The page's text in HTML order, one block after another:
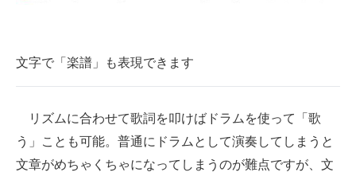
文字で「楽譜」も表現できます
リズムに合わせて歌詞を叩けばドラムを使って「歌
う」ことも可能。普通にドラムとして演奏してしまうと
文章がめちゃくちゃになってしまうのが難点ですが、文